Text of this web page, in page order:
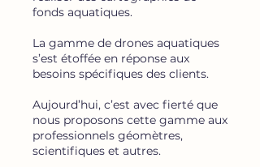
fonds aquatiques.
La gamme de drones aquatiques
s’est étoffée en réponse aux
besoins spécifiques des clients.
Aujourd’hui, c’est avec fierté que
nous proposons cette gamme aux
professionnels géomètres,
scientifiques et autres.